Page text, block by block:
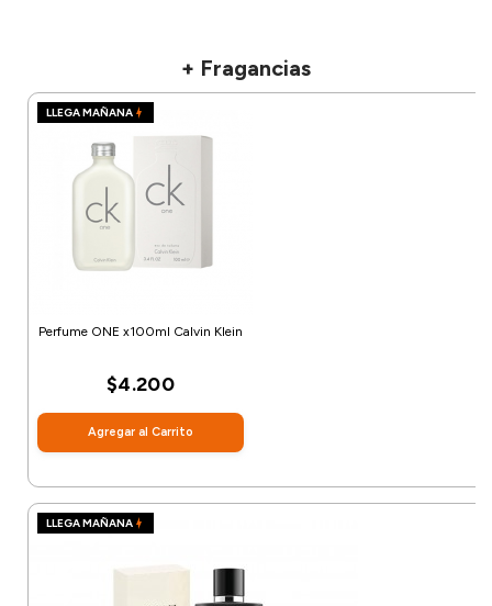
+ Fragancias
LLEGA MAÑANA
Perfume ONE x100ml Calvin Klein
$4.200
Agregar al Carrito
LLEGA MAÑANA